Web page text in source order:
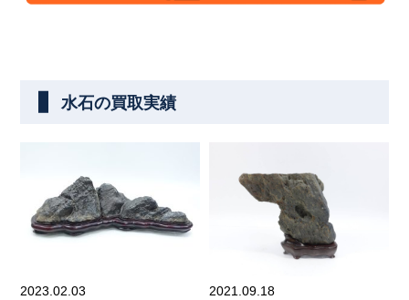
水石の買取実績
2023.02.03
2021.09.18